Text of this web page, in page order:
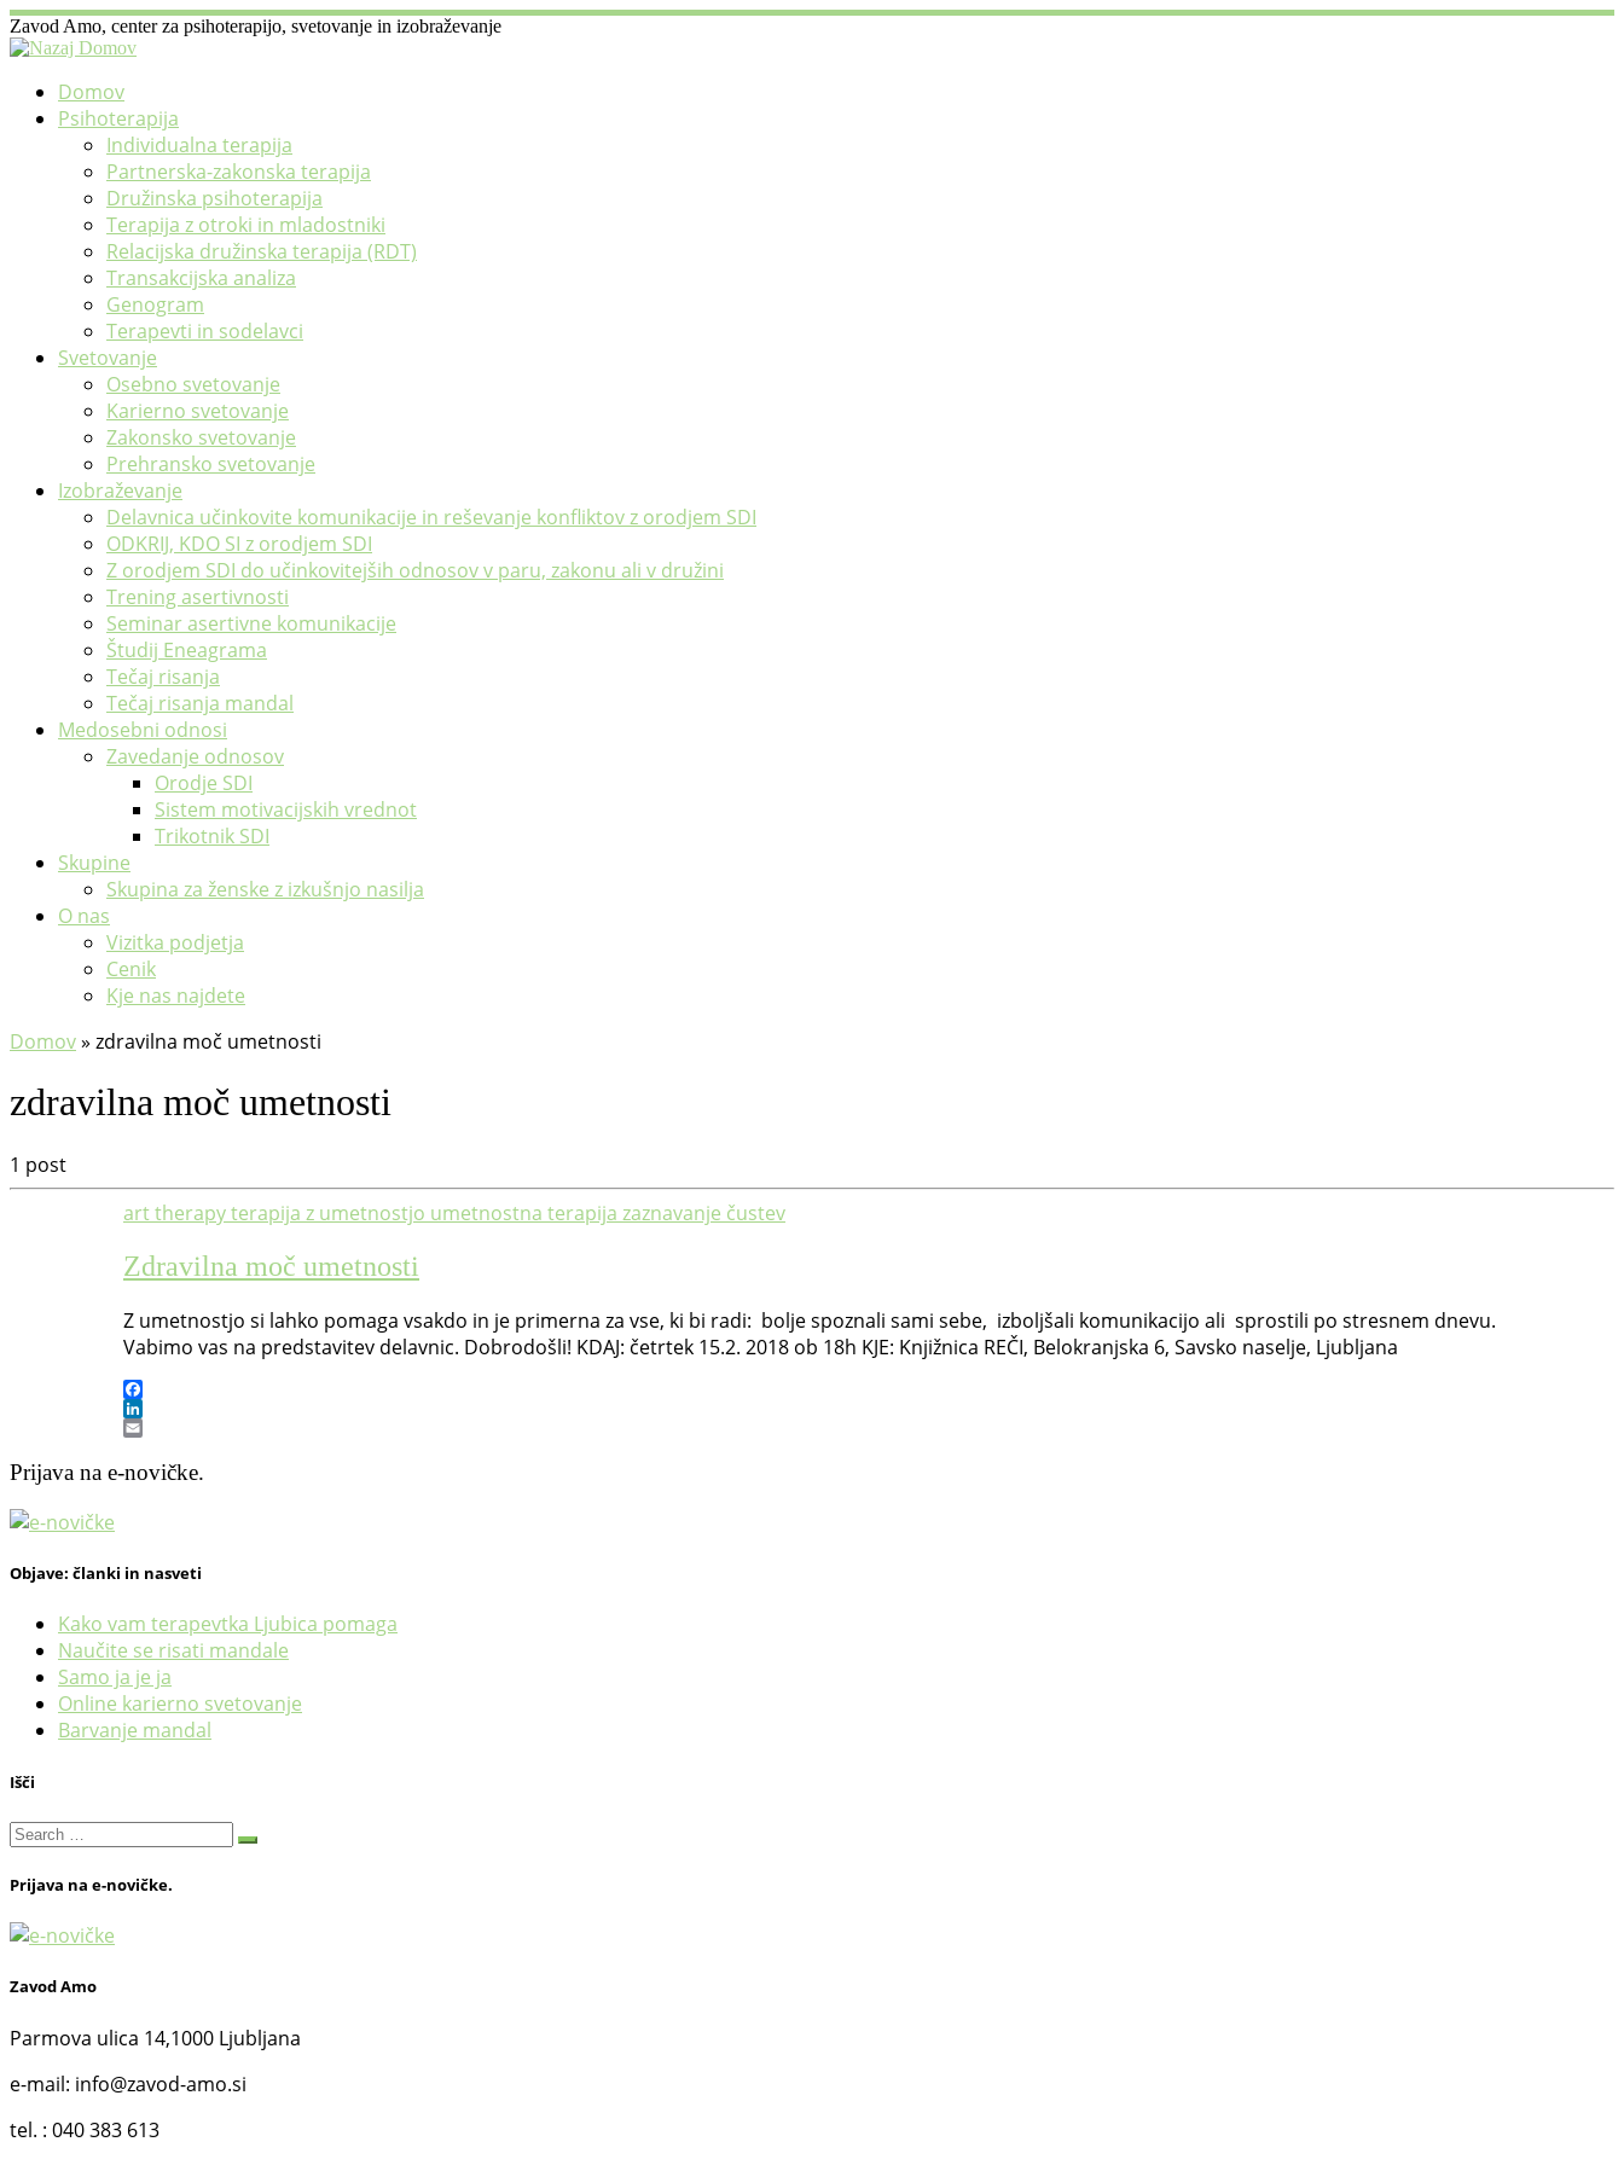
Skoči
na
Zavod Amo, center za psihoterapijo, svetovanje in izobraževanje
Domov
Psihoterapija
Individualna terapija
Partnerska-zakonska terapija
Družinska psihoterapija
Terapija z otroki in mladostniki
Relacijska družinska terapija (RDT)
Transakcijska analiza
Genogram
Terapevti in sodelavci
Svetovanje
Osebno svetovanje
Karierno svetovanje
Zakonsko svetovanje
Prehransko svetovanje
Izobraževanje
Delavnica učinkovite komunikacije in reševanje konfliktov z orodjem SDI
ODKRIJ, KDO SI z orodjem SDI
Z orodjem SDI do učinkovitejših odnosov v paru, zakonu ali v družini
Trening asertivnosti
Seminar asertivne komunikacije
Študij Eneagrama
Tečaj risanja
Tečaj risanja mandal
Medosebni odnosi
Zavedanje odnosov
Orodje SDI
Sistem motivacijskih vrednot
Trikotnik SDI
Skupine
Skupina za ženske z izkušnjo nasilja
O nas
Vizitka podjetja
Cenik
Kje nas najdete
Domov» zdravilna moč umetnosti
zdravilna moč umetnosti
1 post
art therapyterapija z umetnostjo umetnostna terapija zaznavanje čustev
Zdravilna moč umetnosti
Z umetnostjo si lahko pomaga vsakdo in je primerna za vse, ki bi radi: bolje spoznali sami sebe, izboljšali komunikacijo ali sprostili po stresnem dnevu.
Vabimo vas na predstavitev delavnic. Dobrodošli! KDAJ: četrtek 15.2. 2018 ob 18h KJE: Knjižnica REČI, Belokranjska 6, Savsko naselje, Ljubljana
Facebook
LinkedIn
Email
Prijava na e-novičke.
Objave: članki in nasveti
Kako vam terapevtka Ljubica pomaga
Naučite se risati mandale
Samo ja je ja
Online karierno svetovanje
Barvanje mandal
Išči
Search
Search
Prijava na e-novičke.
Zavod Amo
Parmova ulica 14,1000 Ljubljana
e-mail: info@zavod-amo.si
tel. : 040 383 613